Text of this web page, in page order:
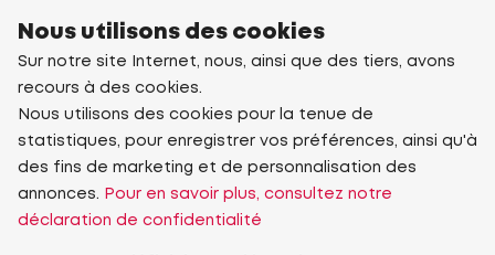
Nous utilisons des cookies
Sur notre site Internet, nous, ainsi que des tiers, avons
recours à des cookies.
Nous utilisons des cookies pour la tenue de
statistiques, pour enregistrer vos préférences, ainsi qu'à
des fins de marketing et de personnalisation des
annonces.
Pour en savoir plus, consultez notre
déclaration de confidentialité